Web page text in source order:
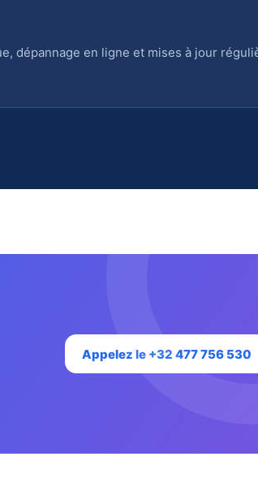
dépannage en ligne et mises à jour
Appelez le +32 477 756 530